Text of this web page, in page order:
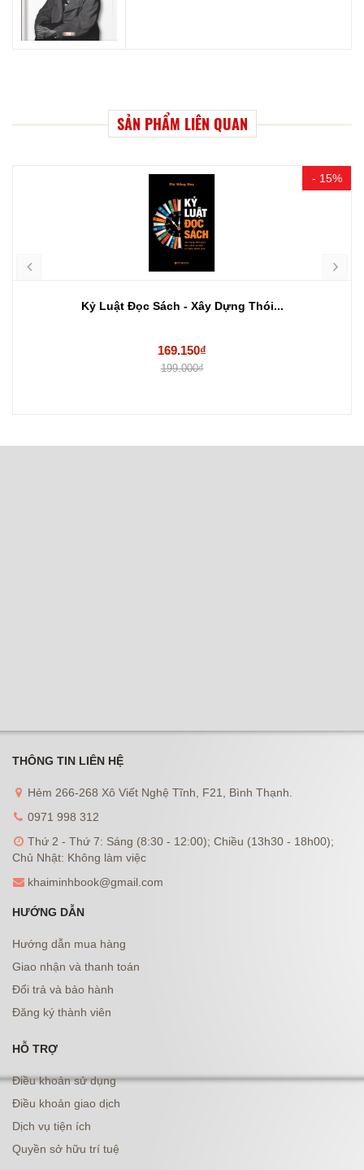
SẢN PHẨM LIÊN QUAN
- 15%
Kỷ Luật Đọc Sách - Xây Dựng Thói...
169.150₫
199.000₫
THÔNG TIN LIÊN HỆ
Hẻm 266-268 Xô Viết Nghệ Tĩnh, F21, Bình Thạnh.
0971 998 312
Thứ 2 - Thứ 7: Sáng (8:30 - 12:00); Chiều (13h30 - 18h00);
Chủ Nhật: Không làm việc
khaiminhbook@gmail.com
HƯỚNG DẪN
Hướng dẫn mua hàng
Giao nhận và thanh toán
Đổi trả và bảo hành
Đăng ký thành viên
HỖ TRỢ
Điều khoản sử dụng
Điều khoản giao dịch
Dịch vụ tiện ích
Quyền sở hữu trí tuệ